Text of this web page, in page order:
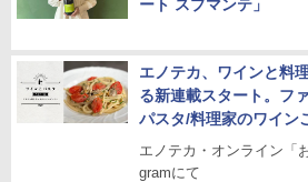
ート スプマンテ」
エノテカ、ワインと料
る新連載スタート。フ
パスタ/料理家のワイン
エノテカ・オンライン「
gramにて